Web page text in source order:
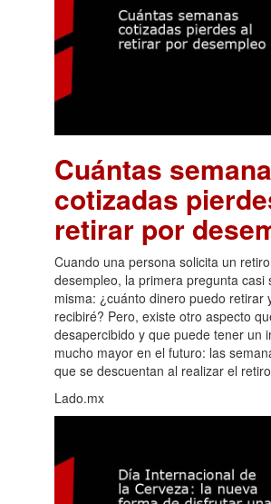
Cuántas
cotizadas
retirar por
Cuando una persona solicita un
desempleo, la primera pregunta casi
misma: ¿cuánto dinero puedo retirar
recibiré? Pero, existe otro aspecto
desapercibido y que puede tener un
mucho mayor en el futuro: las
que se descuentan al realizar el
Lado.mx